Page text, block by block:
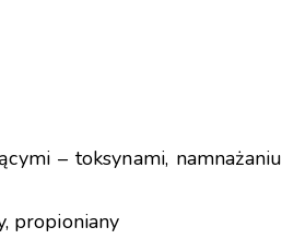
– toksynami, namnażaniu
propioniany